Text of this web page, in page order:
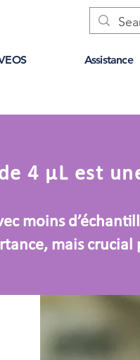
Assistance
4 μL est
moins
mais